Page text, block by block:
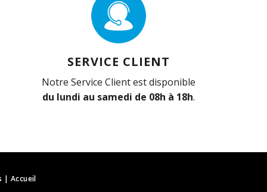
SERVICE CLIENT
Notre Service Client est disponible
du lundi au samedi de 08h à 18h.
|Accueil